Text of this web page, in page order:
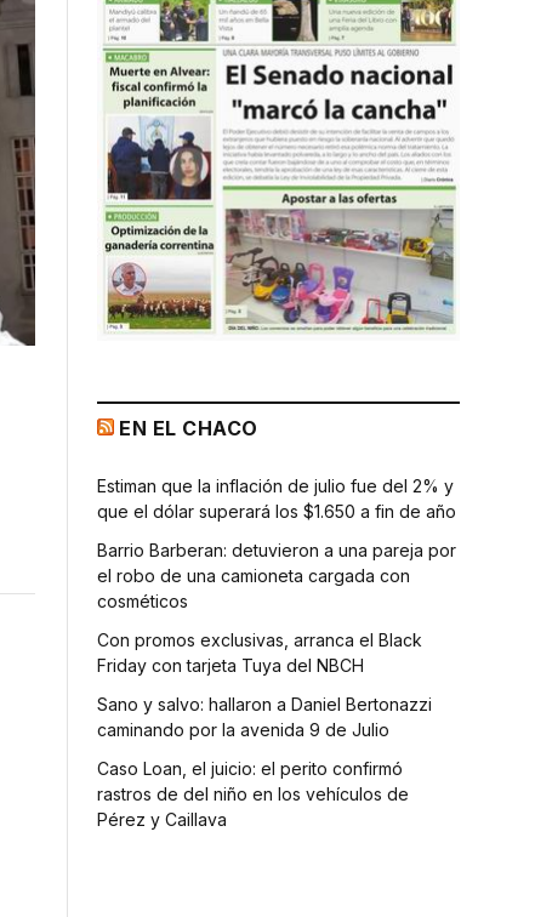
EN EL CHACO
Estiman que la inflación de julio fue del 2% y
que el dólar superará los $1.650 a fin de año
Barrio Barberan: detuvieron a una pareja por
el robo de una camioneta cargada con
cosméticos
Con promos exclusivas, arranca el Black
Friday con tarjeta Tuya del NBCH
Sano y salvo: hallaron a Daniel Bertonazzi
caminando por la avenida 9 de Julio
Caso Loan, el juicio: el perito confirmó
rastros de del niño en los vehículos de
Pérez y Caillava